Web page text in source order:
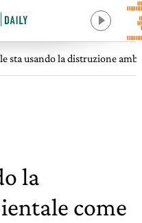
sta usando la distruzione
la
come